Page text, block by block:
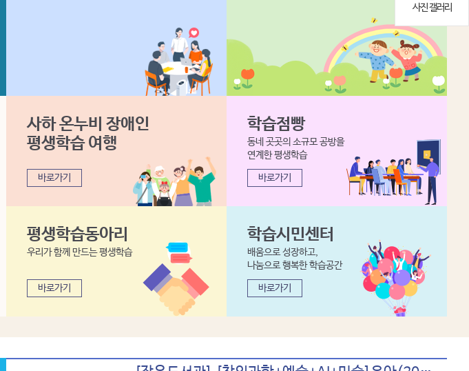
사진 갤러리
사하 온누비 장애인
평생학습 여행
바로가기
평생학습동아리
우리가 함께 만드는 평생학습
바로가기
학습점빵
동네 곳곳의 소규모 공방을
연계한 평생학습
바로가기
학습시민센터
배움으로 성장하고,
나눔으로 행복한 학습공간
바로가기